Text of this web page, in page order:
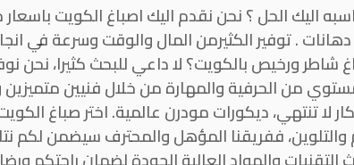
اليك الحل ؟ نحن نقدم اليك اصباغ الكويت
. توفير الكثيرمن المال والوقت وسرعة في
ورخيص بالكويت؟ لا داعي للبحث كثيرا، نحن
من الحرفية والمهارة من خلال فنيين متميزين
لا تنتهي، ديكورات مودرن عالمية. اختر صباغ
ففريقنا المؤهل والمحترف سيضمن لكم